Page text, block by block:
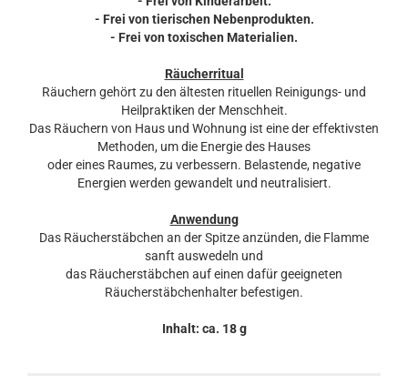
- Frei von tierischen Nebenprodukten.
- Frei von toxischen Materialien.
Räucherritual
Räuchern gehört zu den ältesten rituellen Reinigungs- und
Heilpraktiken der Menschheit.
Das Räuchern von Haus und Wohnung ist eine der effektivsten
Methoden, um die Energie des Hauses
oder eines Raumes, zu verbessern. Belastende, negative
Energien werden gewandelt und neutralisiert.
Anwendung
Das Räucherstäbchen an der Spitze anzünden, die Flamme
sanft auswedeln und
das Räucherstäbchen auf einen dafür geeigneten
Räucherstäbchenhalter befestigen.
Inhalt: ca. 18 g